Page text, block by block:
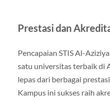
Prestasi dan
Pencapaian STIS Al-
satu universitas terbaik di
lepas dari berbagai
Kampus ini sukses raih